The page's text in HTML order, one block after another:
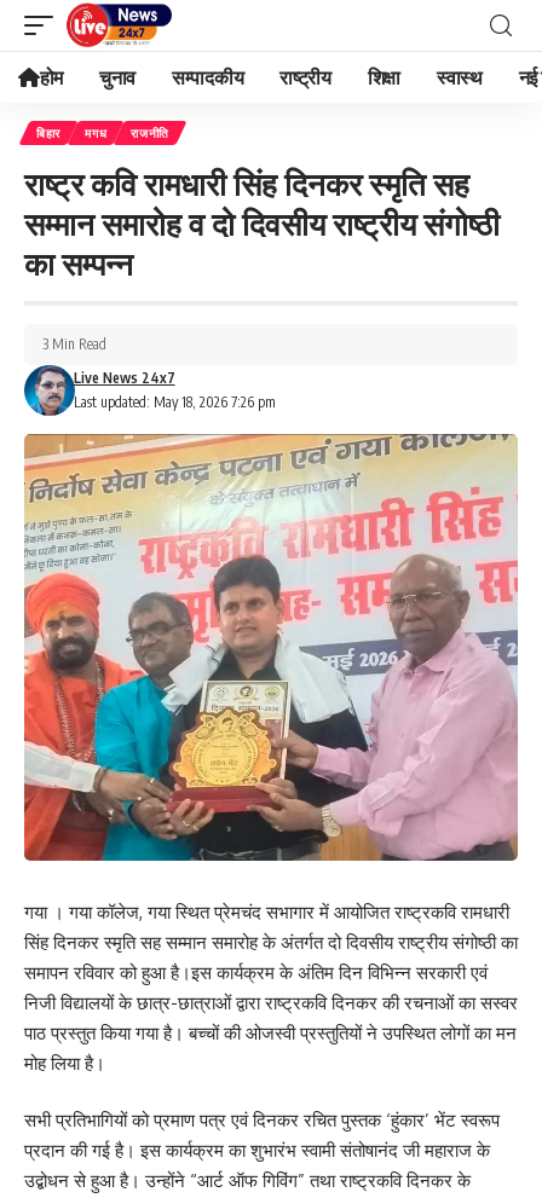
होम चुनाव सम्पादकीय राष्ट्रीय शिक्षा स्वास्थ नई
बिहार मगध राजनीति
राष्ट्र कवि रामधारी सिंह दिनकर स्मृति सह
सम्मान समारोह व दो दिवसीय राष्ट्रीय संगोष्ठी
का सम्पन्न
Last updated: May 18, 2026 7:26 pm
Live News 24x7
3 Min Read
गया । गया कॉलेज, गया स्थित प्रेमचंद सभागार में आयोजित राष्ट्रकवि रामधारी
सिंह दिनकर स्मृति सह सम्मान समारोह के अंतर्गत दो दिवसीय राष्ट्रीय संगोष्ठी का
समापन रविवार को हुआ है।इस कार्यक्रम के अंतिम दिन विभिन्न सरकारी एवं
निजी विद्यालयों के छात्र-छात्राओं द्वारा राष्ट्रकवि दिनकर की रचनाओं का सस्वर
पाठ प्रस्तुत किया गया है। बच्चों की ओजस्वी प्रस्तुतियों ने उपस्थित लोगों का मन
मोह लिया है।
सभी प्रतिभागियों को प्रमाण पत्र एवं दिनकर रचित पुस्तक ‘हुंकार’ भेंट स्वरूप
प्रदान की गई है। इस कार्यक्रम का शुभारंभ स्वामी संतोषानंद जी महाराज के
उद्बोधन से हुआ है। उन्होंने “आर्ट ऑफ गिविंग” तथा राष्ट्रकवि दिनकर के